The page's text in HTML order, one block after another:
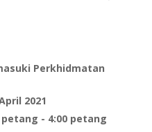
Perkhidmatan
2021
- 4:00 petang